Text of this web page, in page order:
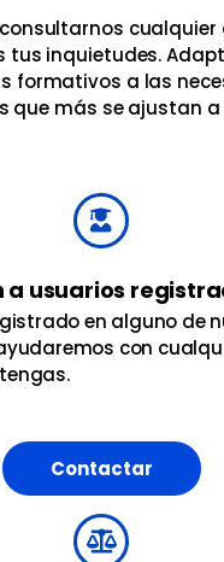
cualquier
tus inquietudes.
formativos a las
que más se ajustan a
a usuarios
en alguno de
con
Contactar